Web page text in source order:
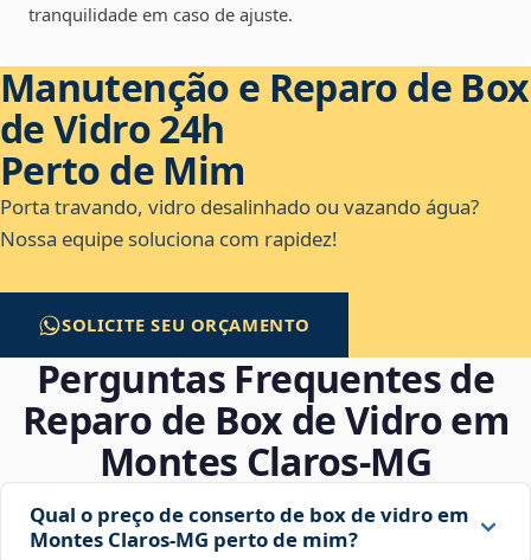
tranquilidade em caso de ajuste.
Manutenção e Reparo de Box
de Vidro 24h
Perto de Mim
Porta travando, vidro desalinhado ou vazando água?
Nossa equipe soluciona com rapidez!
SOLICITE SEU ORÇAMENTO
Perguntas Frequentes de
Reparo de Box de Vidro em
Montes Claros‑MG
Qual o preço de conserto de box de vidro em
Montes Claros‑MG perto de mim?